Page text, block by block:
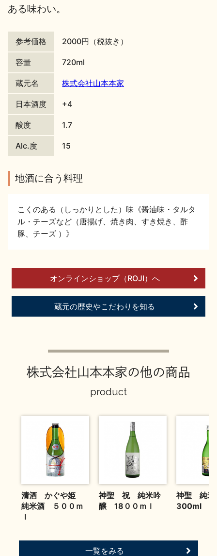
地酒川柳
日本酒の楽しみ方特集
地酒・イベント情報
イベント情報TOP 新商品・おすすめ商品
季節の商品 イベント情報
地酒蔵元会WEB展示会 地酒蔵元会利酒会
地酒蔵元会とは
お問い合わせ
ある味わい。
参考価格 2000円（税抜き）
容量 720ml
蔵元名 株式会社山本本家
日本酒度 +4
酸度 1.7
Alc.度 15
地酒に合う料理
こくのある（しっかりとした）味《醤油味・タルタ
ル・チーズなど（唐揚げ、焼き肉、すき焼き、酢
豚、チーズ ）》
オンラインショップ（ROJI）へ
蔵元の歴史やこだわりを知る
株式会社山本本家の他の商品
product
清酒 かぐや姫
純米酒 ５００ｍ
ｌ
神聖 祝 純米吟
醸 18００ｍｌ
神聖 純
300ml
一覧をみる